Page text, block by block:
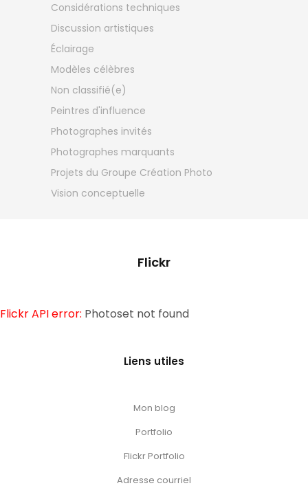
Considérations techniques
Discussion artistiques
Éclairage
Modèles célèbres
Non classifié(e)
Peintres d'influence
Photographes invités
Photographes marquants
Projets du Groupe Création Photo
Vision conceptuelle
Flickr
Flickr API error: Photoset not found
Liens utiles
Mon blog
Portfolio
Flickr Portfolio
Adresse courriel